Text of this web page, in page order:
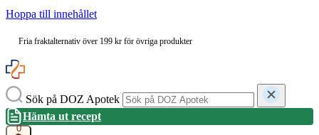
Hoppa till innehållet
Fria fraktalternativ över 199 kr för övriga produkter
Sök på DOZ Apotek
Hämta ut recept
0